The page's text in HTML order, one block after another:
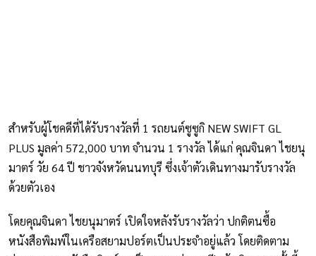
สำหรับผู้โชคดีที่ได้รับรางวัลที่ 1 รถยนต์ซูซูกิ NEW SWIFT GL
PLUS มูลค่า 572,000 บาท จำนวน 1 รางวัล ได้แก่ คุณจินดา ไชยนุ
มาตร์ วัย 64 ปี ชาวจังหวัดนนทบุรี ซึ่งเจ้าตัวเดินทางมารับรางวัล
ด้วยตัวเอง
โดยคุณจินดา ไชยนุมาตร์ เปิดใจหลังรับรางวัลว่า ปกติตนซื้อ
หนังสือพิมพ์ในเครือสยามปอร์ตเป็นประจำอยู่แล้ว โดยติดตาม